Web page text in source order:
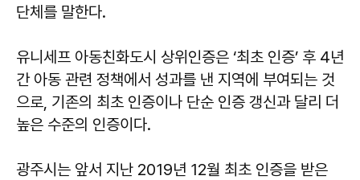
단체를 말한다.
유니세프 아동친화도시 상위인증은 ‘최초 인증’ 후 4년
간 아동 관련 정책에서 성과를 낸 지역에 부여되는 것
으로, 기존의 최초 인증이나 단순 인증 갱신과 달리 더
높은 수준의 인증이다.
광주시는 앞서 지난 2019년 12월 최초 인증을 받은